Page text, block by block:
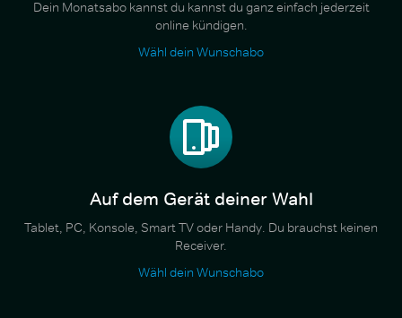
Dein Monatsabo kannst du kannst du ganz einfach jederzeit
online kündigen.
Wähl dein Wunschabo
Auf dem Gerät deiner Wahl
Tablet, PC, Konsole, Smart TV oder Handy. Du brauchst keinen
Receiver.
Wähl dein Wunschabo